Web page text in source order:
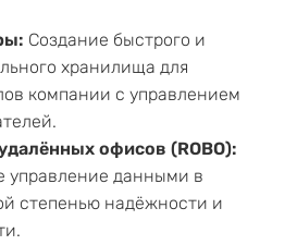
Создание быстрого и
хранилища для
компании с управлением
офисов (ROBO):
управление данными в
степенью надёжности и